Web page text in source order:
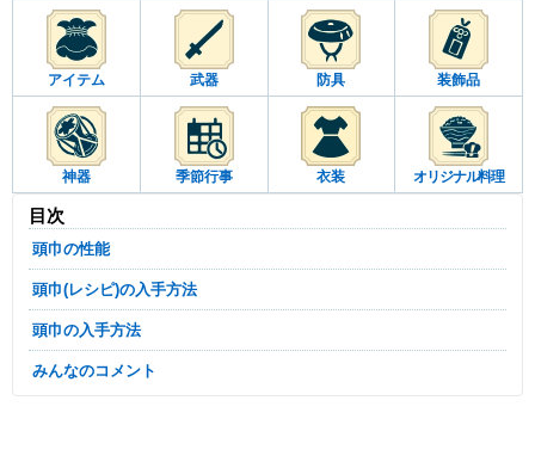
アイテム 武器 防具 装飾品
神器 季節行事 衣装 オリジナル料理
目次
頭巾の性能
頭巾(レシピ)の入手方法
頭巾の入手方法
みんなのコメント